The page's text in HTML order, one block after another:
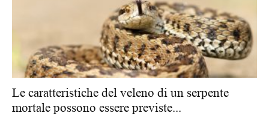
Le caratteristiche del veleno di un serpente
mortale possono essere previste...